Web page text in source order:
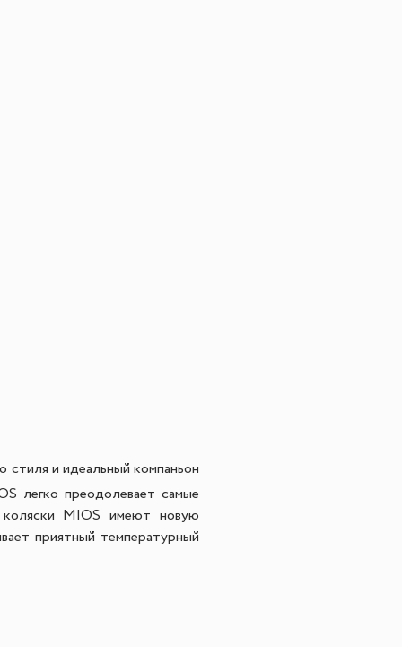
стиля и идеальный компаньон
легко преодолевает самые
MIOS имеют новую
приятный температурный